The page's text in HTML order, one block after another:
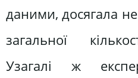
даними, досягала
загальної
Узагалі ж